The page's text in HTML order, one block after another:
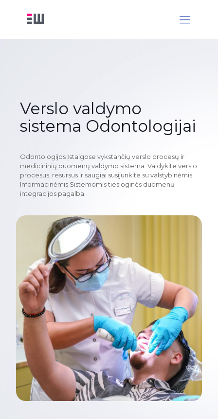
Verslo valdymo
sistema Odontologijai
Odontologijos Įstaigose vykstančių verslo procesų ir
medicininių duomenų valdymo sistema. Valdykite verslo
procesus, resursus ir saugiai susijunkite su valstybinėmis
Informacinėmis Sistemomis tiesioginės duomenų
integracijos pagalba.